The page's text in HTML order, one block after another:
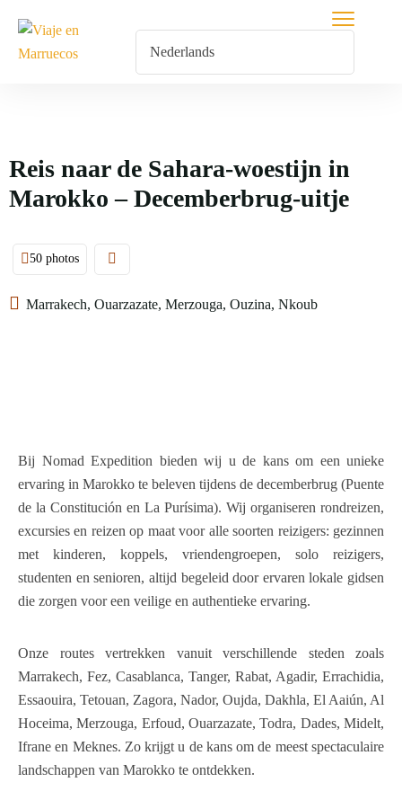
Reis naar de Sahara-woestijn in
Marokko – Decemberbrug-uitje
50 photos
Marrakech, Ouarzazate, Merzouga, Ouzina, Nkoub
Bij Nomad Expedition bieden wij u de kans om een unieke
ervaring in Marokko te beleven tijdens de decemberbrug (Puente
de la Constitución en La Purísima). Wij organiseren rondreizen,
excursies en reizen op maat voor alle soorten reizigers: gezinnen
met kinderen, koppels, vriendengroepen, solo reizigers,
studenten en senioren, altijd begeleid door ervaren lokale gidsen
die zorgen voor een veilige en authentieke ervaring.
Onze routes vertrekken vanuit verschillende steden zoals
Marrakech, Fez, Casablanca, Tanger, Rabat, Agadir, Errachidia,
Essaouira, Tetouan, Zagora, Nador, Oujda, Dakhla, El Aaiún, Al
Hoceima, Merzouga, Erfoud, Ouarzazate, Todra, Dades, Midelt,
Ifrane en Meknes. Zo krijgt u de kans om de meest spectaculaire
landschappen van Marokko te ontdekken.